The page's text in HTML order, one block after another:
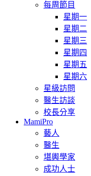
每周節目
星期一
星期二
星期三
星期四
星期五
星期六
星級訪問
醫生訪談
校長分享
MamiPro
藝人
醫生
堪輿學家
成功人士